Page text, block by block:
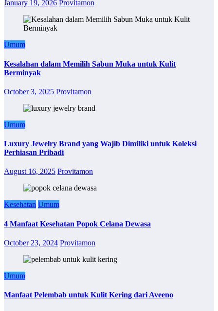
January 19, 2026 Provitamon
Umum
Kesalahan dalam Memilih Sabun Muka untuk Kulit
Berminyak
October 3, 2025 Provitamon
Umum
Luxury Jewelry Brand yang Wajib Dimiliki untuk Koleksi
Perhiasan Pribadi
August 16, 2025 Provitamon
Kesehatan Umum
4 Manfaat Kesehatan Popok Celana Dewasa
October 23, 2024 Provitamon
Umum
Manfaat Pelembab untuk Kulit Kering dari Aveeno